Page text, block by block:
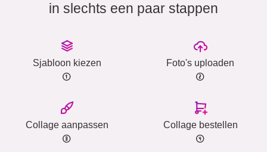
in slechts een paar stappen
Sjabloon kiezen Foto's uploaden
Collage aanpassen Collage bestellen